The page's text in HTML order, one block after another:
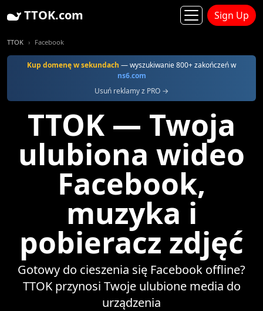
TTOK.com Sign Up
TTOK Facebook
Kup domenę w sekundach — wyszukiwanie 800+ zakończeń w
ns6.com
Usuń reklamy z PRO →
TTOK — Twoja
ulubiona wideo
Facebook,
muzyka i
pobieracz zdjęć
Gotowy do cieszenia się Facebook offline?
TTOK przynosi Twoje ulubione media do
urządzenia